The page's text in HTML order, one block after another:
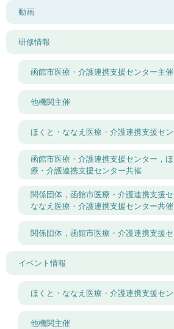
動画
研修情報
函館市医療・介護連携支援センター主催
他機関主催
ほくと・ななえ医療・介護連携支援セ
函館市医療・介護連携支援センター，
療・介護連携支援センター共催
関係団体，函館市医療・介護連携支援
ななえ医療・介護連携支援センター共催
関係団体，函館市医療・介護連携支援
イベント情報
ほくと・ななえ医療・介護連携支援セ
他機関主催